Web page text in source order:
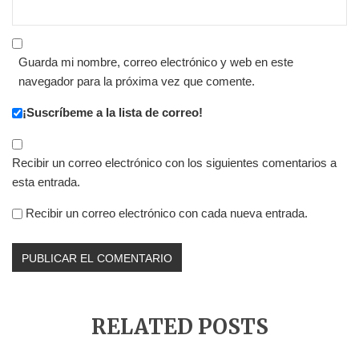
Guarda mi nombre, correo electrónico y web en este
navegador para la próxima vez que comente.
¡Suscríbeme a la lista de correo!
Recibir un correo electrónico con los siguientes comentarios a
esta entrada.
Recibir un correo electrónico con cada nueva entrada.
RELATED POSTS